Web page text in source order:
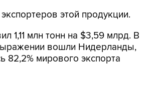
этой продукции.
1,11 млн тонн на $3,59 млрд. В
вошли Нидерланды,
82,2% мирового экспорта